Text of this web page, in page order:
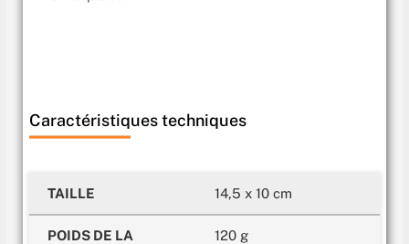
Caractéristiques techniques
TAILLE 14,5 x 10 cm
POIDS DE LA
120 g